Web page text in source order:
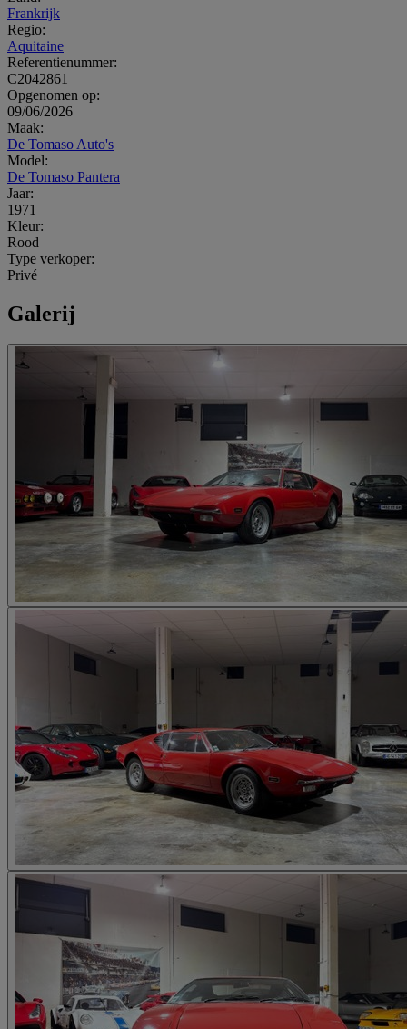
Frankrijk
Regio:
Aquitaine
Referentienummer:
C2042861
Opgenomen op:
09/06/2026
Maak:
De Tomaso Auto's
Model:
De Tomaso Pantera
Jaar:
1971
Kleur:
Rood
Type verkoper:
Privé
Galerij